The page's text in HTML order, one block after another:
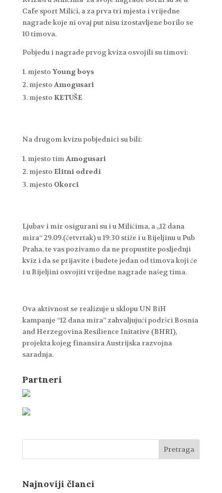
Cafe sport Milići, a za prva tri mjesta i vrijedne
nagrade koje ni ovaj put nisu izostavljene borilo se
10 timova.
Pobjedu i nagrade prvog kviza osvojili su timovi:
mjesto Young boys
mjesto Amogusari
mjesto KETUŠE
Na drugom kvizu pobjednici su bili:
mjesto tim Amogusari
mjesto Elitni odredi
mjesto Okorci
Ljubav i mir osigurani su i u Milićima, a „12 dana
mira“ 29.09.(četvrtak) u 19:30 stiže i u Bijeljinu u Pub
Praha, te vas pozivamo da ne propustite posljednji
kviz i da se prijavite i budete jedan od timova koji će
i u Bijeljini osvojiti vrijedne nagrade našeg tima.
Ova aktivnost se realizuje u sklopu UN BiH
kampanje “12 dana mira” zahvaljujući podršci Bosnia
and Herzegovina Resilience Initative (BHRI),
projekta kojeg finansira Austrijska razvojna
saradnja.
Partneri
Najnoviji članci